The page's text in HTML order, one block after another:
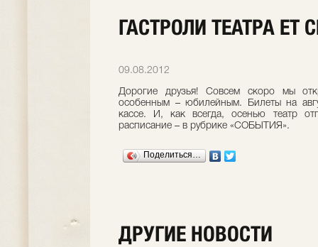
ГАСТРОЛИ ТЕАТРА ET
09.08.2012
Дорогие друзья! Совсем скоро мы
особенным – юбилейным. Билеты на
кассе. И, как всегда, осенью театр
расписание – в рубрике «СОБЫТИЯ».
Поделиться…
ДРУГИЕ НОВОСТИ